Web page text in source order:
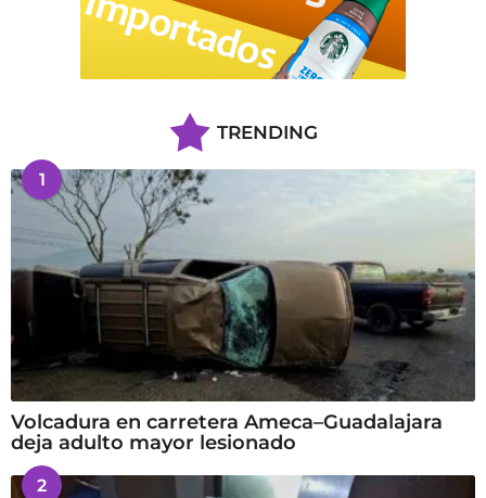
TRENDING
1
Volcadura en carretera Ameca–Guadalajara
deja adulto mayor lesionado
2